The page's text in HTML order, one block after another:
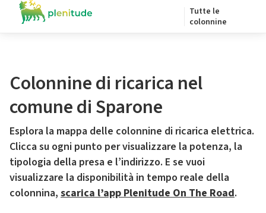
Tutte le
colonnine
Colonnine di ricarica nel
comune di Sparone
Esplora la mappa delle colonnine di ricarica elettrica.
Clicca su ogni punto per visualizzare la potenza, la
tipologia della presa e l’indirizzo. E se vuoi
visualizzare la disponibilità in tempo reale della
colonnina, scarica l’app Plenitude On The Road.